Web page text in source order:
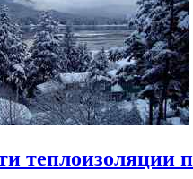
теплоизоляции